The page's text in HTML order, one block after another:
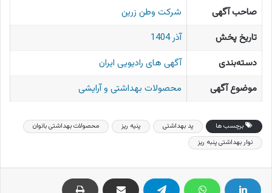
صاحب آگهی
شرکت وطن زرین
تاریخ پخش
آذر 1404
دسته‌بندی
آگهی های رادیویی ایران
موضوع آگهی
محصولات بهداشتی و آرایشی
برچسب ها پد بهداشتی پنیه ریز
محصولات بهداشتی بانوان
نوار بهداشتی پنبه ریز